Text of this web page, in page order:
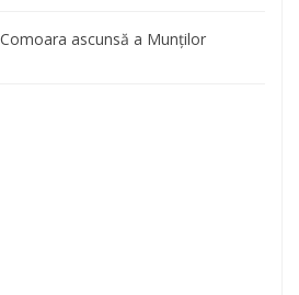
ascunsă a Munților